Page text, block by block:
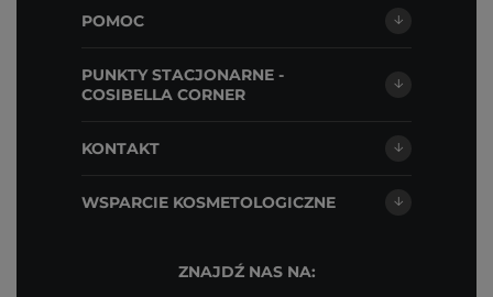
POMOC
PUNKTY STACJONARNE -
COSIBELLA CORNER
KONTAKT
WSPARCIE KOSMETOLOGICZNE
ZNAJDŹ NAS NA: